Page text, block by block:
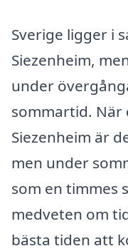
Sverige ligger i
Siezenheim,
under
sommartid.
Siezenheim är
men under
som en timmes
medveten om
bästa tiden att